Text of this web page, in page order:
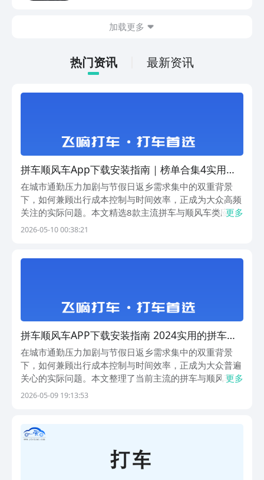
接就可以下载。游戏的上手门槛还是比较
打发无聊的时间，可玩性真的比较高。
加载更多
热门资讯 最新资讯
拼车顺风车App下载安装指南｜榜单合集4实用的
拼车顺风车软件before_2
在城市通勤压力加剧与节假日返乡需求集中的双重背景
下，如何兼顾出行成本控制与时间效率，正成为大众高频
关注的实际问题。本文精选8款主流拼车与顺风车类应
用，覆盖日常通勤、跨城往返、长线归乡等多类场景，从
1、《
更多
2026-05-10 00:38:21
拼车顺风车APP下载安装指南 2024实用的拼车顺
风车软件榜单合集
在城市通勤压力加剧与节假日返乡需求集中的双重背景
下，如何兼顾出行成本控制与时间效率，正成为大众普遍
关心的实际问题。本文整理了当前主流的拼车与顺风车类
应用，涵盖日常通勤分摊、跨城直达、安全护航、智能匹
制
更多
2026-05-09 19:13:53